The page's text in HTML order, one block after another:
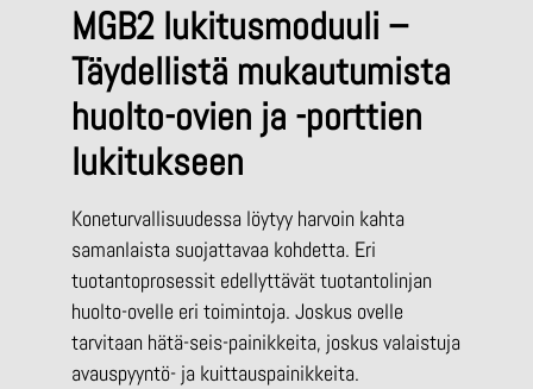
MGB2 lukitusmoduuli –
Täydellistä mukautumista
huolto-ovien ja -porttien
lukitukseen
Koneturvallisuudessa löytyy harvoin kahta
samanlaista suojattavaa kohdetta. Eri
tuotantoprosessit edellyttävät tuotantolinjan
huolto-ovelle eri toimintoja. Joskus ovelle
tarvitaan hätä-seis-painikkeita, joskus valaistuja
avauspyyntö- ja kuittauspainikkeita.